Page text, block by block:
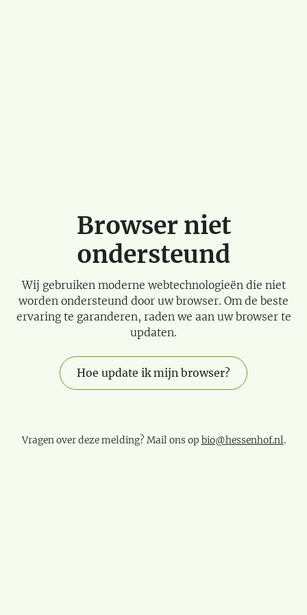
Browser niet
ondersteund
Wij gebruiken moderne webtechnologieën die niet
worden ondersteund door uw browser. Om de beste
ervaring te garanderen, raden we aan uw browser te
updaten.
Hoe update ik mijn browser?
Vragen over deze melding? Mail ons op bio@hessenhof.nl.